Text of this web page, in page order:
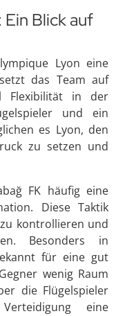
Blick auf
Lyon eine
das Team auf
Flexibilität in der
und ein
es Lyon, den
zu setzen und
FK häufig eine
Diese Taktik
kontrollieren und
Besonders in
für eine gut
wenig Raum
die Flügelspieler
eine